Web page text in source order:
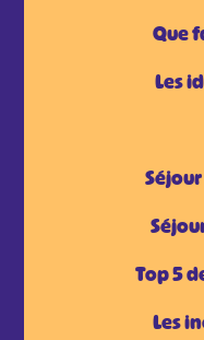
Que
Les
Top 5
Les